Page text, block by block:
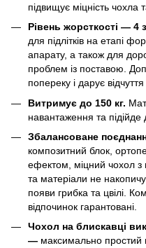
підвищує міцність чохла
Рівень жорсткості — 4
для підлітків на етапі
апарату, а також для
проблем із поставою.
попереку і дарує
Витримує до 150 кг.
навантаження та підійде
Збалансоване
композитний блок,
ефектом, міцний чохол
та матеріали не
появи грибка та цвілі.
відпочинок гарантовані.
Чохол на блискавці
— максимально простий